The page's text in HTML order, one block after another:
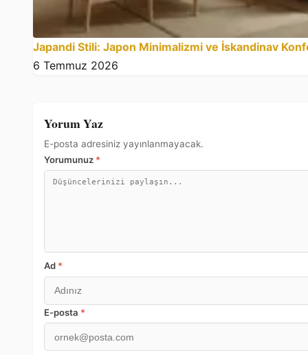
Japandi Stili: Japon Minimalizmi ve İskandinav
6 Temmuz 2026
Yorum Yaz
E-posta adresiniz yayınlanmayacak.
Yorumunuz *
Ad *
E-posta *